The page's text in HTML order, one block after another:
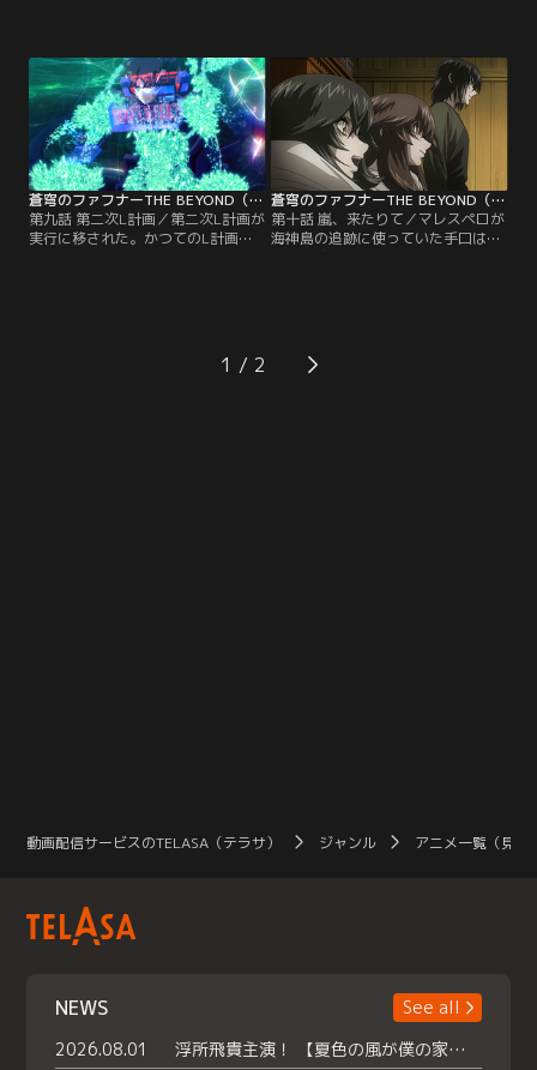
と、マリスの能力が島の防衛を危う
くしているという核心が彼を駆り立
てる。一方、陸上では、千鶴によっ
て命を繋いだ史彦が、えぐり取られ
た空間を悲痛な面持ちで見つめてい
た……。【提供：バンダイチャンネ
ル】
た。それらは皆、誰かの家族であ
り、恋人であり、友だった。悲しみ
をこらえ、現実を受け入れる苦しみ
に向き合おうとする島民たち。遠見
家では…。【提供：バンダイチャン
ネル】
蒼穹のファフナーTHE BEYOND（TV Edition） 第09話
第九話 第二次L計画／第二次L計画が
実行に移された。かつてのL計画
望の作戦であった。だが、ベノン軍
は島を迂回し、迷うことなくLボー
蒼穹のファフナーTHE BEYOND（TV Edition） 第10話
第十話 嵐、来たりて／マレスペロが
海神島の追跡に使っていた手口は、
蒼穹作戦を立案する。一方、マーク
ニヒトのザルヴァートル化という想
1
動画配信サービスのTELASA（テラサ） ジャンル アニメ一覧（見放
NEWS
See all
2026.08.01
浮所飛貴主演！ 【夏色の風が僕の家にやってきた】 本日よりテラサで独占配信スタート！